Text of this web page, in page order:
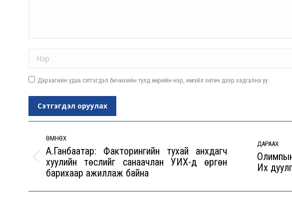
Дараагийн удаа сэтгэгдэл бичихийн тулд өөрийн нэр, имэйл хөтөч дээр хадгална уу.
Сэтгэгдэл оруулах
navigation
ӨМНӨХ
Previous
post:
А.Ганбаатар: Факторингийн тухай анхдагч
хуулийн төслийг санаачлан УИХ-д өргөн
барихаар ажиллаж байна
ДАРААХ
Next
post:
Их